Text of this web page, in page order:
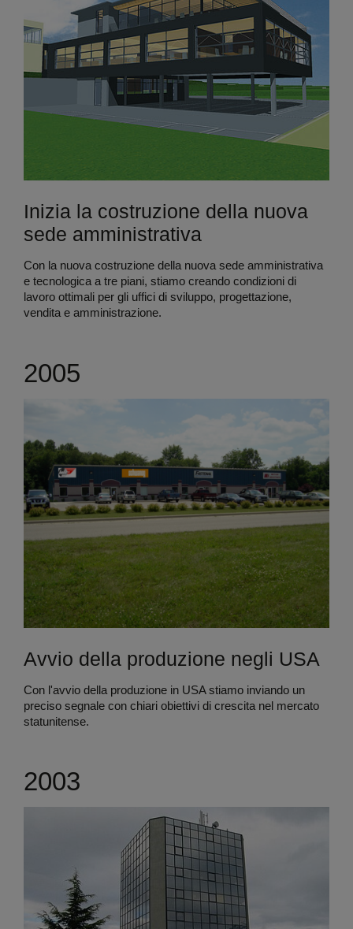
Inizia la costruzione della nuova
sede amministrativa
Con la nuova costruzione della nuova sede amministrativa
e tecnologica a tre piani, stiamo creando condizioni di
lavoro ottimali per gli uffici di sviluppo, progettazione,
vendita e amministrazione.
2005
Avvio della produzione negli USA
Con l'avvio della produzione in USA stiamo inviando un
preciso segnale con chiari obiettivi di crescita nel mercato
statunitense.
2003